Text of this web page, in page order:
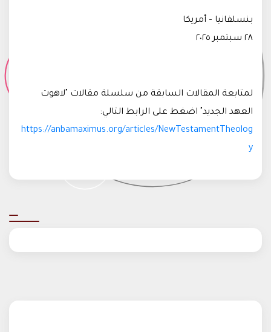
بنسلفانيا – أمريكا
٢٨ سبتمبر ٢٠٢٥
لمتابعة المقالات السابقة من سلسلة مقالات "لاهوت
العهد الجديد" اضغط على الرابط التالي:
https://anbamaximus.org/articles/NewTestamentTheolog
y